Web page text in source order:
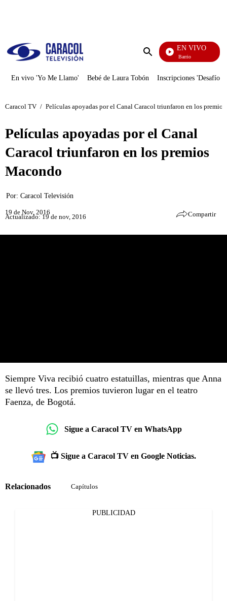
Enviar
EN VIVO
María La Del Barrio
En vivo 'Yo Me Llamo' Bebé de Laura Tobón Inscripciones 'Desafío'
Caracol TV / Películas apoyadas por el Canal Caracol triunfaron en los
Películas apoyadas por el Canal
Caracol triunfaron en los premios
Macondo
Por: Caracol Televisión
19 de Nov, 2016
Actualizado: 19 de nov, 2016 Compartir
Siempre Viva recibió cuatro estatuillas, mientras que Anna
se llevó tres. Los premios tuvieron lugar en el teatro
Faenza, de Bogotá.
Sigue a Caracol TV en WhatsApp
📺 Sigue a Caracol TV en Google Noticias.
Relacionados Capítulos
PUBLICIDAD